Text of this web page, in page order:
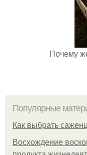
Почему
Популярные
Как выбрать
Восхождение